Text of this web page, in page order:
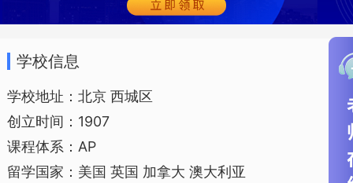
学校信息
学校地址：北京 西城区
创立时间：1907
课程体系：AP
留学国家：美国 英国 加拿大 澳大利亚